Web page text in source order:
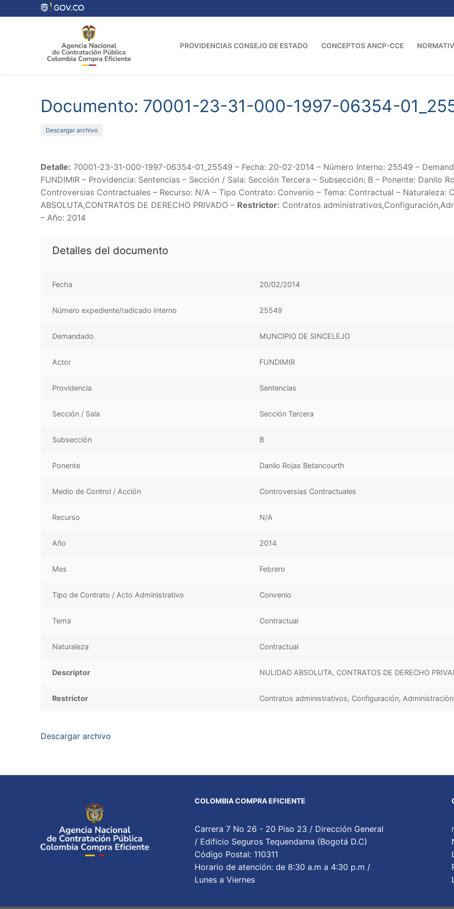
al
PROVIDENCIAS CONSEJO DE ESTADO CONCEPTOS ANCP-CCE
Documento: 70001-23-31-000-1997-06354-
Descargar archivo
Detalle: 70001-23-31-000-1997-06354-01_25549 – Fecha: 20-02-2014 – Número Interno: 25549 –
FUNDIMIR – Providencia: Sentencias – Sección / Sala: Sección Tercera – Subsección: B – Ponente: Danilo
Controversias Contractuales – Recurso: N/A – Tipo Contrato: Convenio – Tema: Contractual – Naturaleza:
ABSOLUTA,CONTRATOS DE DERECHO PRIVADO – Restrictor: Contratos
– Año: 2014
Detalles del documento
Fecha 20/02/2014
Número expediente/radicado interno 25549
Demandado MUNCIPIO DE SINCELEJO
Actor FUNDIMIR
Providencia Sentencias
Sección / Sala Sección Tercera
Subsección B
Ponente Danilo Rojas Betancourth
Medio de Control / Acción Controversias Contractuales
Recurso N/A
Año 2014
Mes Febrero
Tipo de Contrato / Acto Administrativo Convenio
Tema Contractual
Naturaleza Contractual
Descriptor NULIDAD ABSOLUTA, CONTRATOS DE DERECHO
Restrictor Contratos administrativos, Configuración,
Descargar archivo
COLOMBIA COMPRA EFICIENTE
Carrera 7 No 26 - 20 Piso 23 / Dirección General
/ Edificio Seguros Tequendama (Bogotá D.C)
Código Postal: 110311
Horario de atención: de 8:30 a.m a 4:30 p.m /
Lunes a Viernes